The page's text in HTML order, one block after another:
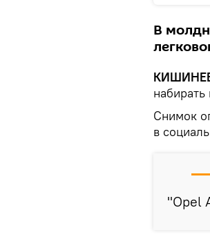
В
Снимок
в
"Opel